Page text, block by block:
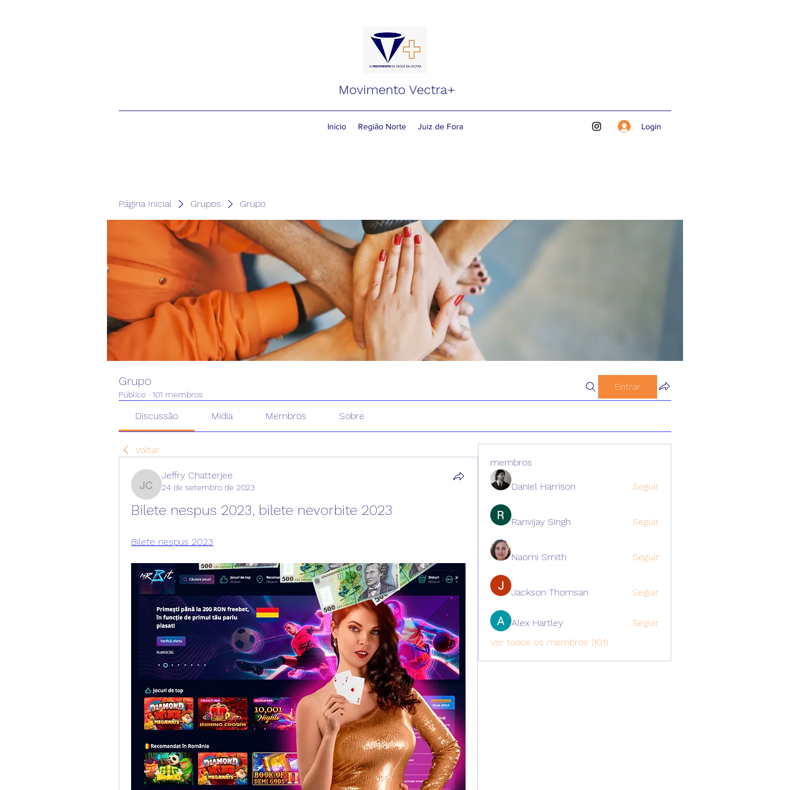
Movimento Vectra+
Início Região Norte Juiz de Fora Login
Página Inicial Grupos Grupo
Grupo
Público · 101 membros
Entrar
Discussão Mídia Membros Sobre
Voltar
Jeffry Chatterjee
Jeffry Chatterjee
24 de setembro de 2023
Bilete nespus 2023, bilete nevorbite 2023
Bilete nespus 2023
membros
Daniel Harrison Seguir
Ranvijay Singh Seguir
Naomi Smith Seguir
Jackson Thomsan Seguir
Alex Hartley
Seguir
Ver todos os membros (101)